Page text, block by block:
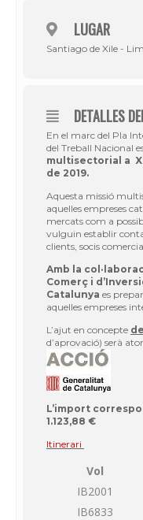
LUGAR
Santiago de Xile -
DETALLES
En el marc del Pla
del Treball Nacional
multisectorial a
de 2019.
Aquesta missió
aquelles empreses
mercats com a
vulguin establir
clients, socis
Amb la
Comerç i
Catalunya es
aquelles empreses
L’ajut en concepte
d’aprovació) serà
L’import
1.123,88 €
Itinerari
Vol
IB2001
IB6833